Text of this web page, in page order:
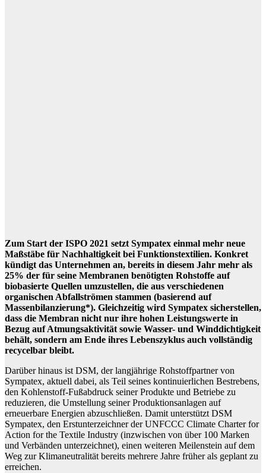
Zum Start der ISPO 2021 setzt Sympatex einmal mehr neue
Maßstäbe für Nachhaltigkeit bei Funktionstextilien. Konkret
kündigt das Unternehmen an, bereits in diesem Jahr mehr als
25% der für seine Membranen benötigten Rohstoffe auf
biobasierte Quellen umzustellen, die aus verschiedenen
organischen Abfallströmen stammen (basierend auf
Massenbilanzierung*). Gleichzeitig wird Sympatex sicherstellen,
dass die Membran nicht nur ihre hohen Leistungswerte in
Bezug auf Atmungsaktivität sowie Wasser- und Winddichtigkeit
behält, sondern am Ende ihres Lebenszyklus auch vollständig
recycelbar bleibt.
Darüber hinaus ist DSM, der langjährige Rohstoffpartner von
Sympatex, aktuell dabei, als Teil seines kontinuierlichen Bestrebens,
den Kohlenstoff-Fußabdruck seiner Produkte und Betriebe zu
reduzieren, die Umstellung seiner Produktionsanlagen auf
erneuerbare Energien abzuschließen. Damit unterstützt DSM
Sympatex, den Erstunterzeichner der UNFCCC Climate Charter for
Action for the Textile Industry (inzwischen von über 100 Marken
und Verbänden unterzeichnet), einen weiteren Meilenstein auf dem
Weg zur Klimaneutralität bereits mehrere Jahre früher als geplant zu
erreichen.